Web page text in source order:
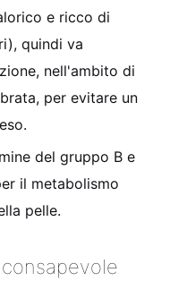
e ricco di
quindi va
nell'ambito di
per evitare un
del gruppo B e
il metabolismo
pelle.